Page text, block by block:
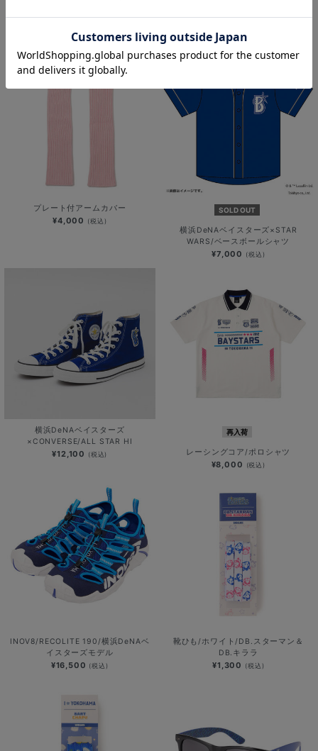
2026/ドッグシャツ
¥3,000
プレート付アームカバー
¥4,000 (税込)
SOLD OUT
横浜DeNAベイスターズ×STAR
WARS/ベースボールシャツ
¥7,000 (税込)
横浜DeNAベイスターズ
×CONVERSE/ALL STAR HI
¥12,100 (税込)
再入荷
レーシングコア/ポロシャツ
¥8,000 (税込)
INOV8/RECOLITE 190/横浜DeNAベ
イスターズモデル
¥16,500 (税込)
靴ひも/ホワイト/DB.スターマン＆
DB.キララ
¥1,300 (税込)